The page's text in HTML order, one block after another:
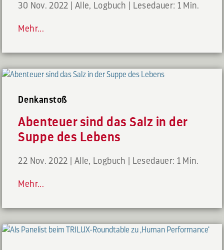
30 Nov. 2022 Alle Logbuch Lesedauer: 1 Min.
Mehr...
Denkanstoß
Abenteuer sind das Salz in der
Suppe des Lebens
22 Nov. 2022 Alle, Logbuch Lesedauer: 1 Min.
Mehr...